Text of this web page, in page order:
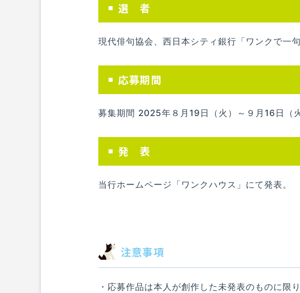
選 者
現代俳句協会、西日本シティ銀行「ワンクで一
応募期間
募集期間 2025年８月19日（火）～９月16日（
発 表
当行ホームページ「ワンクハウス」にて発表。
注意事項
・応募作品は本人が創作した未発表のものに限